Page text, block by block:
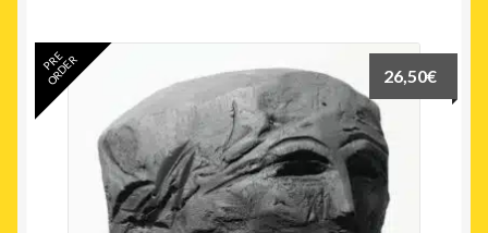
26,50€
PRE
ORDER